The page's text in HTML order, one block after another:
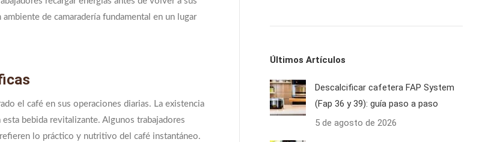
de camaradería fundamental en un lugar
el café en sus operaciones diarias. La existencia
bebida revitalizante. Algunos trabajadores
lo práctico y nutritivo del café instantáneo.
Últimos Artículos
Descalcificar cafetera FAP System
(Fap 36 y 39): guía paso a paso
5 de agosto de 2026